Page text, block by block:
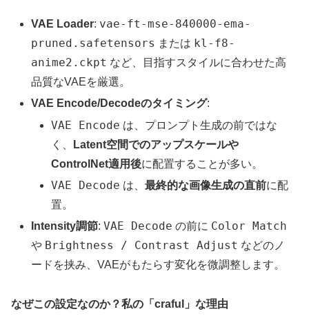
VAE Loader: vae-ft-mse-840000-ema-
pruned.safetensors または kl-f8-
anime2.ckpt など、目指すスタイルに合わせた高
品質なVAEを厳選。
VAE Encode/Decodeのタイミング:
VAE Encode は、プロンプト生成の前ではな
く、
Latent空間でのアップスケールや
ControlNet適用後に配置することが多い。
VAE Decode は、最終的な画像生成の直前に配
置。
Intensity調節:VAE Decode の前に Color Match
や Brightness / Contrast Adjust などのノ
ードを挟み、VAEがもたらす変化を微調整します。
なぜこの設定なのか？私の「craful」な理由